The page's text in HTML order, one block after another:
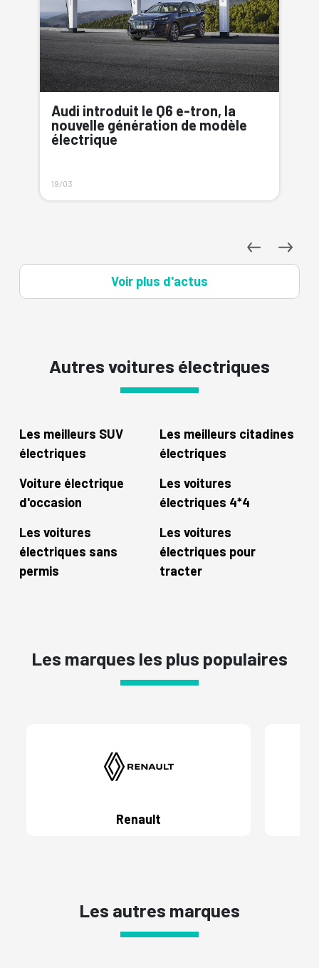
Audi annonce une baisse
significative du prix du Q4 e-tron,
avec une réserve importante
16/10
Voir plus d'actus
Autres voitures électriques
Les meilleurs SUV
électriques
Les meilleurs citadines
électriques
Voiture électrique
d'occasion
Les voitures
électriques 4*4
Les voitures
électriques sans
permis
Les voitures
électriques pour
tracter
Les marques les plus populaires
Renault
Les autres marques